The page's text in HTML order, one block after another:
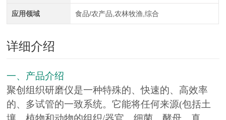
应用领域 食品/农产品,农林牧渔,综合
详细介绍
一、产品介绍
聚创组织研磨仪是一种特殊的、快速的、高效率
的、多试管的一致系统。它能将任何来源(包括土